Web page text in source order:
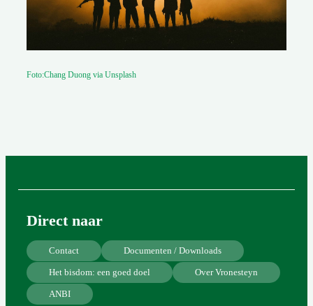
Foto:Chang Duong via Unsplash
Direct naar
Contact Documenten / Downloads
Het bisdom: een goed doel Over Vronesteyn
ANBI